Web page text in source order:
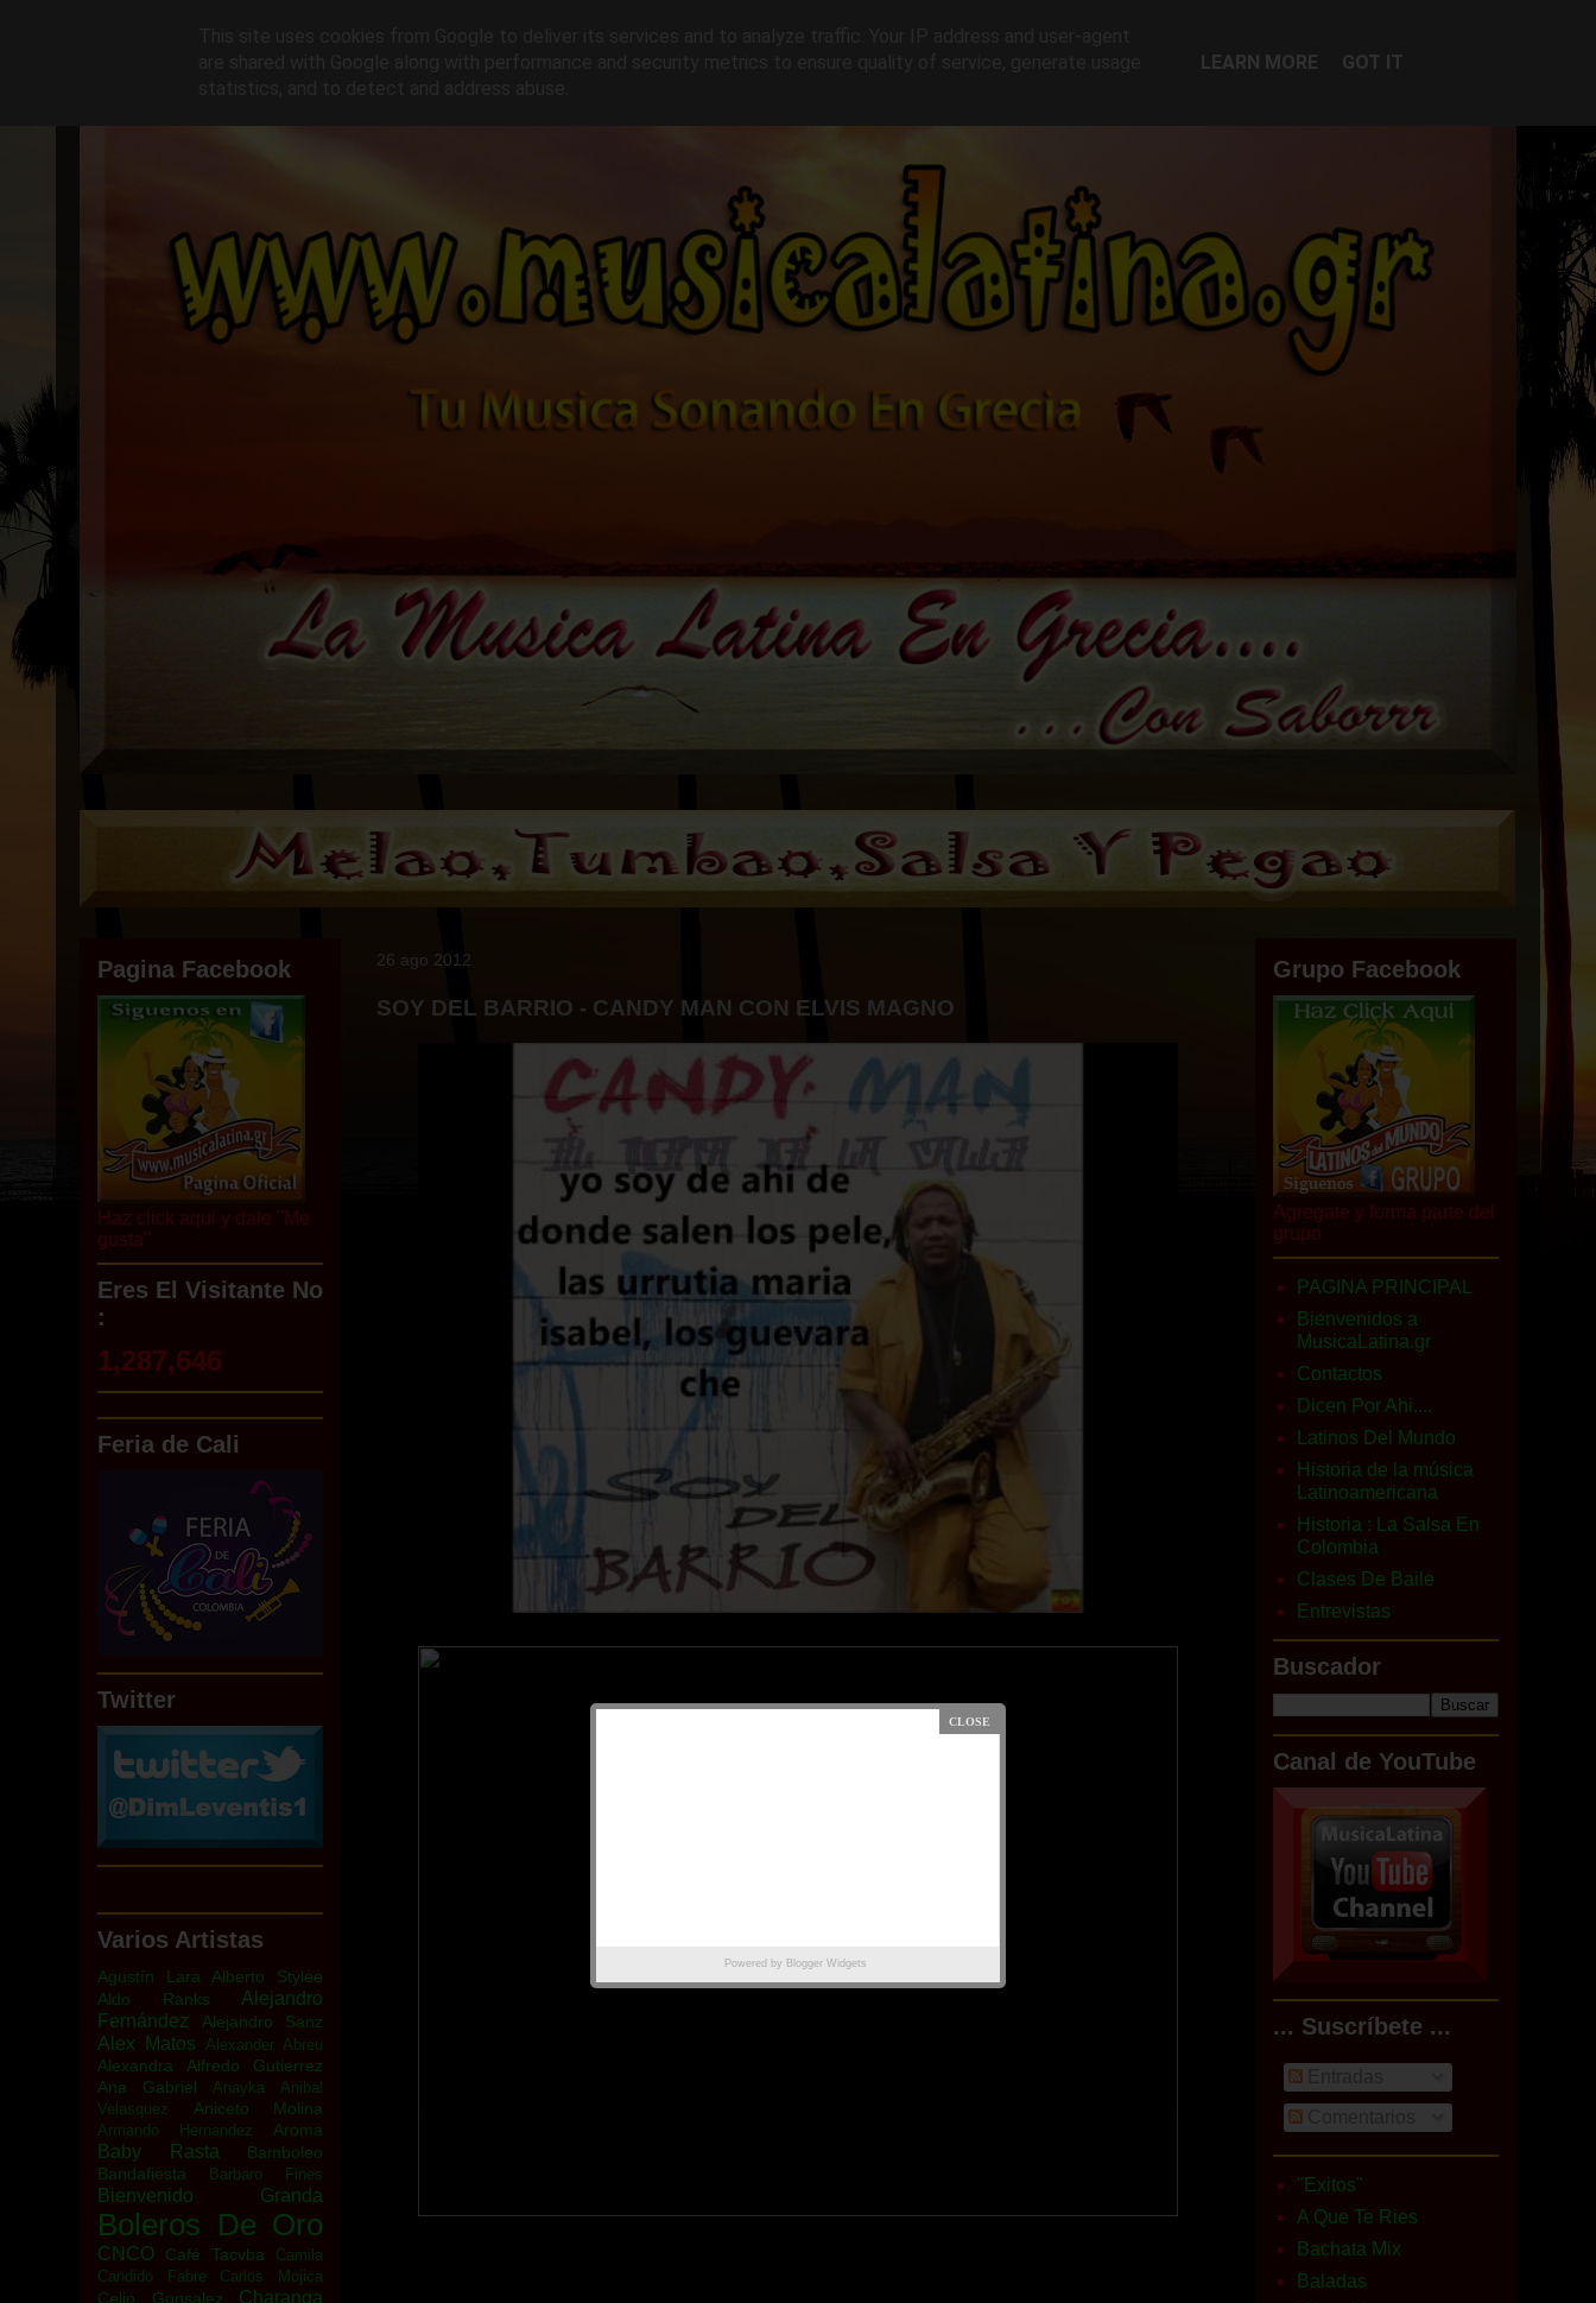
26 ago 2012
SOY DEL BARRIO - CANDY MAN CON ELVIS MAGNO
Pagina Facebook
Haz click aqui y dale "Me
gusta"
Eres El Visitante No
:
1,287,646
Powered by Blogger Widgets
Feria de Cali
Twitter
Varios Artistas
Agustín Lara
Alberto Stylee
Aldo Ranks
Alejandro
Fernández
Alejandro Sanz
Alex Matos Alexander Abreu
Alexandra
Alfredo Gutierrez
Ana Gabriel
Anayka
Anibal
Velasquez
Aniceto Molina
Armando Hernandez Aroma
Baby Rasta
Bamboleo
Bandafiesta
Barbaro Fines
Bienvenido Granda
Boleros De Oro
CNCO Café Tacvba
Camila
Candido Fabre
Carlos Mojica
Celio Gonsalez
Charanga
Grupo Facebook
Agregate y forma parte del
grupo
PAGINA PRINCIPAL
Bienvenidos a
MusicaLatina.gr
Contactos
Dicen Por Ahi....
Latinos Del Mundo
Historia de la música
Latinoamericana
Historia : La Salsa En
Colombia
Clases De Baile
Entrevistas
Buscador
Canal de YouTube
... Suscríbete ...
"Exitos"
A Que Te Ries
Bachata Mix
Baladas
LEARN MORE GOT IT